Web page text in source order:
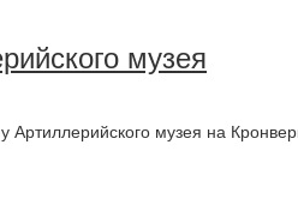
музея
музея на